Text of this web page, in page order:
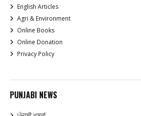
English Articles
Agri & Environment
Online Books
Online Donation
Privacy Policy
PUNJABI NEWS